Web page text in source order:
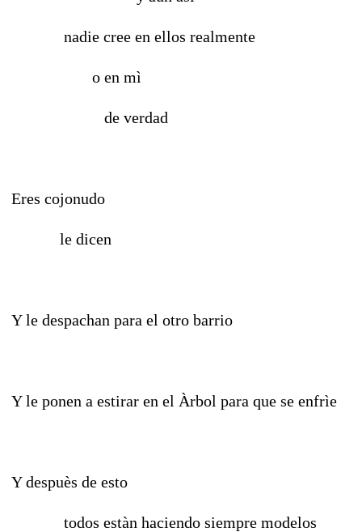
nadie cree en ellos realmente
o en mì
de verdad
Eres cojonudo
le dicen
Y le despachan para el otro barrio
Y le ponen a estirar en el Àrbol para que se enfrìe
Y despuès de esto
todos estàn haciendo siempre modelos